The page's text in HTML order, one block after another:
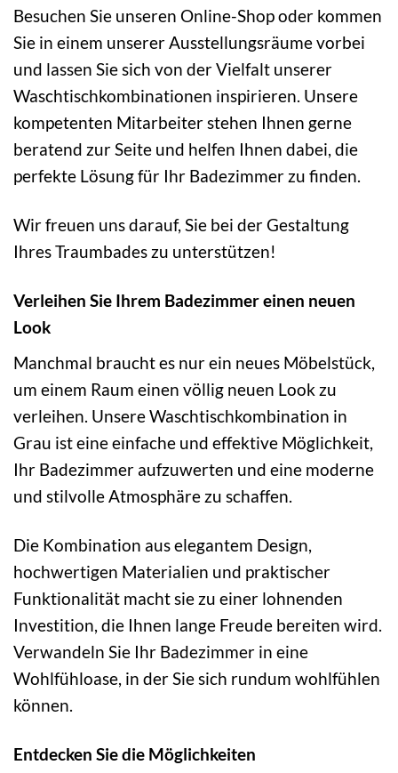
Besuchen Sie unseren Online-Shop oder kommen
Sie in einem unserer Ausstellungsräume vorbei
und lassen Sie sich von der Vielfalt unserer
Waschtischkombinationen inspirieren. Unsere
kompetenten Mitarbeiter stehen Ihnen gerne
beratend zur Seite und helfen Ihnen dabei, die
perfekte Lösung für Ihr Badezimmer zu finden.
Wir freuen uns darauf, Sie bei der Gestaltung
Ihres Traumbades zu unterstützen!
Verleihen Sie Ihrem Badezimmer einen neuen
Look
Manchmal braucht es nur ein neues Möbelstück,
um einem Raum einen völlig neuen Look zu
verleihen. Unsere Waschtischkombination in
Grau ist eine einfache und effektive Möglichkeit,
Ihr Badezimmer aufzuwerten und eine moderne
und stilvolle Atmosphäre zu schaffen.
Die Kombination aus elegantem Design,
hochwertigen Materialien und praktischer
Funktionalität macht sie zu einer lohnenden
Investition, die Ihnen lange Freude bereiten wird.
Verwandeln Sie Ihr Badezimmer in eine
Wohlfühloase, in der Sie sich rundum wohlfühlen
können.
Entdecken Sie die Möglichkeiten